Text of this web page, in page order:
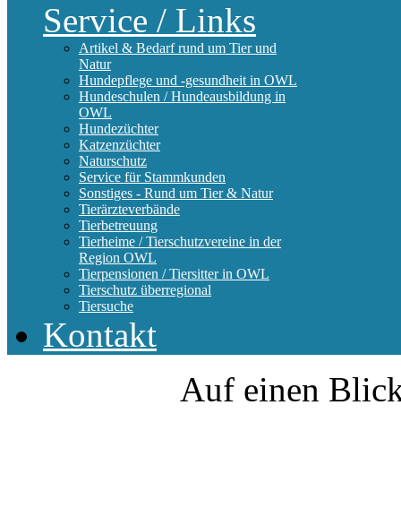
Service / Links
Artikel & Bedarf rund um Tier und
Natur
Hundepflege und -gesundheit in OWL
Hundeschulen / Hundeausbildung in
OWL
Hundezüchter
Katzenzüchter
Naturschutz
Service für Stammkunden
Sonstiges - Rund um Tier & Natur
Tierärzteverbände
Tierbetreuung
Tierheime / Tierschutzvereine in der
Region OWL
Tierpensionen / Tiersitter in OWL
Tierschutz überregional
Tiersuche
Kontakt
Auf einen